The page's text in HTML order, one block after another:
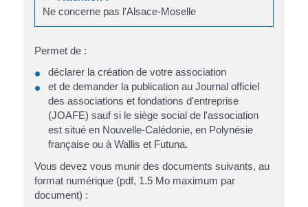
Ne concerne pas l'Alsace-Moselle
Permet de :
déclarer la création de votre association
et de demander la publication au Journal officiel
des associations et fondations d'entreprise
(JOAFE) sauf si le siège social de l'association
est situé en Nouvelle-Calédonie, en Polynésie
française ou à Wallis et Futuna.
Vous devez vous munir des documents suivants, au
format numérique (pdf, 1.5 Mo maximum par
document) :